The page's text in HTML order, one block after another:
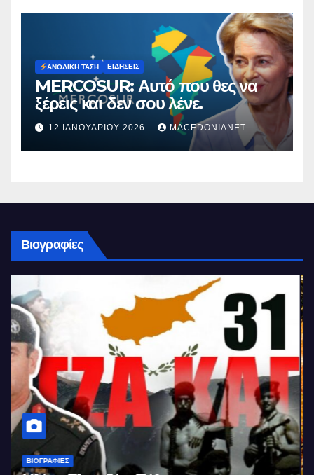
ΑΝΟΔΙΚΉ ΤΆΣΗ ΕΙΔΉΣΕΙΣ
MERCOSUR: Αυτό που θες να
ξέρεις και δεν σου λένε.
12 ΙΑΝΟΥΑΡΊΟΥ 2026 MACEDONIANET
Βιογραφίες
ΒΙΟΓΡΑΦΊΕΣ